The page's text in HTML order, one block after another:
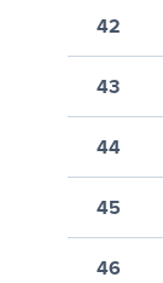
42
43
44
45
46